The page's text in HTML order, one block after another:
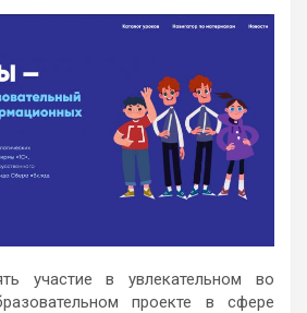
участие в увлекательном во
проекте в сфере